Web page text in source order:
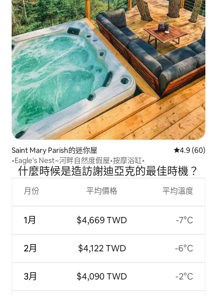
Saint Mary Parish的迷你屋 從 60 則評價
4.9 (60)
•Eagle's Nest~河畔自然度假屋•按摩浴缸•
什麼時候是造訪謝迪亞克的最佳時機？
月份
1月
2月
3月
平均價格
$4,669 TWD
$4,122 TWD
$4,090 TWD
平均溫度
-7°C
-6°C
-2°C